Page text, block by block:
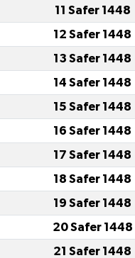
11 Safer 1448
12 Safer 1448
13 Safer 1448
14 Safer 1448
15 Safer 1448
16 Safer 1448
17 Safer 1448
18 Safer 1448
19 Safer 1448
20 Safer 1448
21 Safer 1448